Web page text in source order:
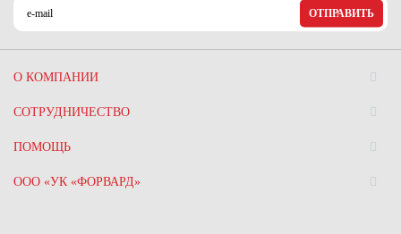
ОТПРАВИТЬ
О КОМПАНИИ
СОТРУДНИЧЕСТВО
ПОМОЩЬ
ООО «УК «ФОРВАРД»